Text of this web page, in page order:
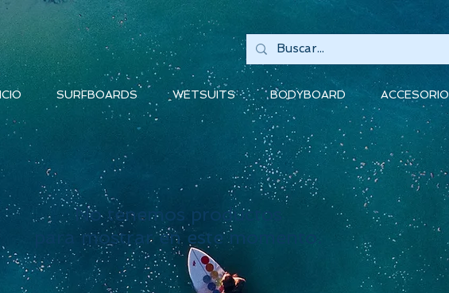
SURFBOARDS WETSUITS BODYBOARD
No tenemos productos
para mostrar en este momento.